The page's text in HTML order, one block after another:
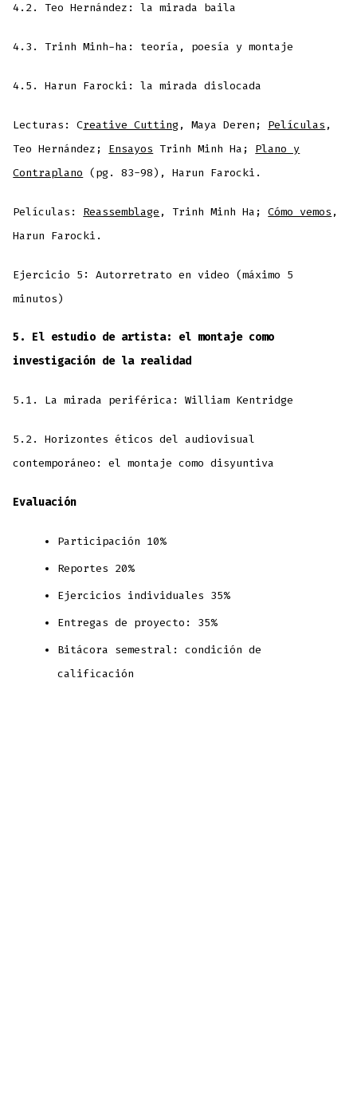
4.2. Teo Hernández: la mirada baila
4.3. Trinh Minh-ha: teoría, poesía y montaje
4.5. Harun Farocki: la mirada dislocada
Lecturas: Creative Cutting , Maya Deren; Películas ,
Teo Hernández; Ensayos Trinh Minh Ha; Plano y
Contraplano (pg. 83-98), Harun Farocki.
Películas: Reassemblage , Trinh Minh Ha;Cómo vemos ,
Harun Farocki.
Ejercicio 5: Autorretrato en video (máximo 5
minutos)
5. El estudio de artista: el montaje como
investigación de la realidad
5.1. La mirada periférica: William Kentridge
5.2. Horizontes éticos del audiovisual
contemporáneo: el montaje como disyuntiva
Evaluación
Participación 10%
Reportes 20%
Ejercicios individuales 35%
Entregas de proyecto: 35%
Bitácora semestral: condición de
calificación